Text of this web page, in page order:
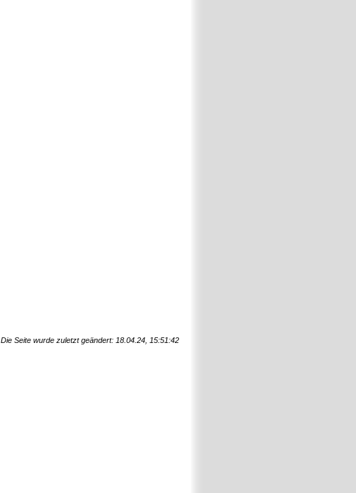
Die Seite wurde zuletzt geändert: 18.04.24, 15:51:42